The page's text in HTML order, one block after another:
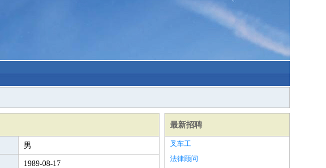
男
1989-08-17
最新招聘
叉车工
法律顾问